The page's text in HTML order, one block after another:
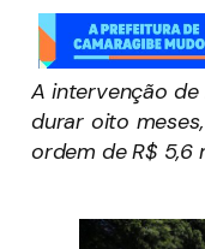
A intervenção
durar oito
ordem de R$ 5,6